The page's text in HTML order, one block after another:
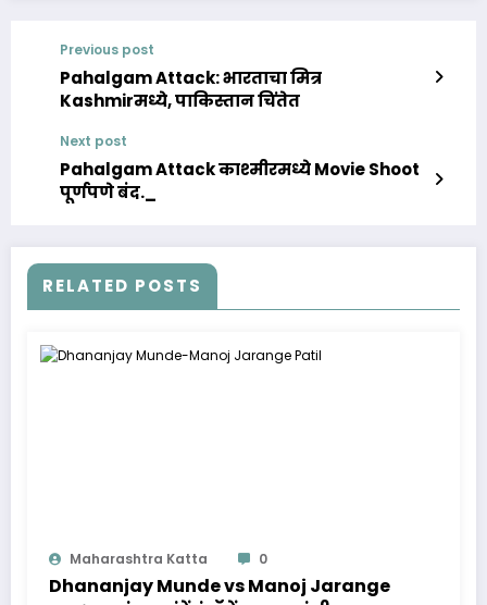
Previous post
Pahalgam Attack: भारताचा मित्र
Kashmirमध्ये, पाकिस्तान चिंतेत
Next post
Pahalgam Attack काश्मीरमध्ये Movie Shoot
पूर्णपणे बंद._
RELATED POSTS
Maharashtra Katta 0
Dhananjay Munde vs Manoj Jarange